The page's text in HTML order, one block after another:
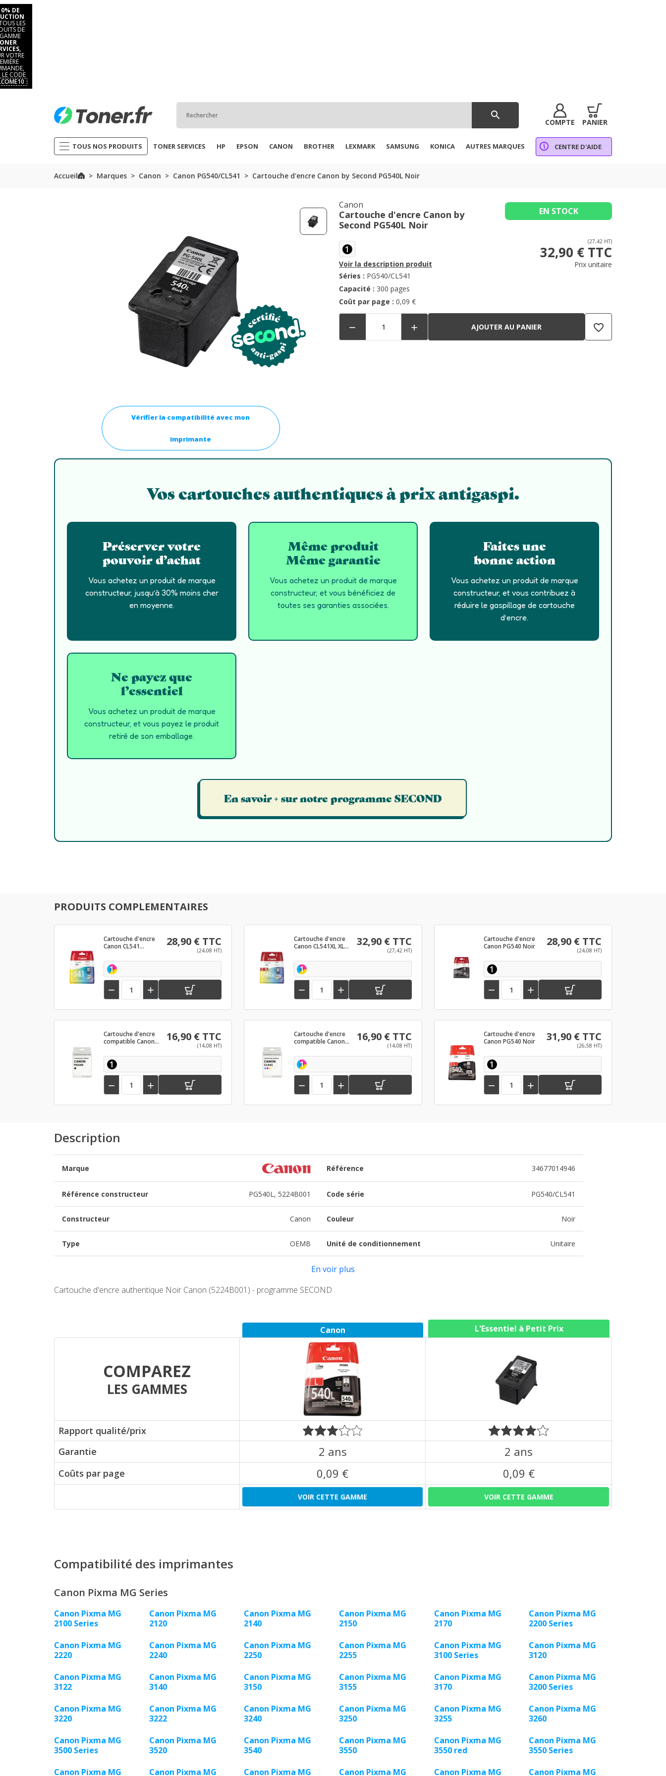
DE
LES
DE
VOTRE
LE CODE
search
COMPTE PANIER
TOUS NOS PRODUITS TONER SERVICES HP EPSON CANON BROTHER LEXMARK SAMSUNG KONICA AUTRES MARQUES CENTRE D'AIDE
Accueil Marques Canon Canon PG540/CL541 Cartouche d'encre Canon by Second PG540L Noir
Vérifier la compatibilité avec mon
imprimante
Canon
Cartouche d'encre Canon by
Second PG540L Noir
EN STOCK
1
Voir la description produit
Séries : PG540/CL541
Capacité : 300 pages
Coût par page : 0,09 €
(27,42 HT)
32,90 € TTC
Prix unitaire
  AJOUTER AU PANIER favorite_border
Vos cartouches authentiques à prix antigaspi.
Préserver votre
pouvoir d’achat
Vous achetez un produit de marque
constructeur, jusqu’à 30% moins cher
en moyenne.
Même produit
Même garantie
Vous achetez un produit de marque
constructeur, et vous bénéficiez de
toutes ses garanties associées.
Faites une
bonne action
Vous achetez un produit de marque
constructeur, et vous contribuez à
réduire le gaspillage de cartouche
d’encre.
Ne payez que
l’essentiel
Vous achetez un produit de marque
constructeur, et vous payez le produit
retiré de son emballage.
En savoir + sur notre programme SECOND
PRODUITS COMPLEMENTAIRES
Cartouche d'encre
Canon CL541
28,90 € TTC
(24,08 HT)
1
 
Cartouche d'encre
Canon CL541XL XL
32,90 € TTC
(27,42 HT)
1
 
Cartouche d'encre
Canon PG540 Noir
28,90 € TTC
(24,08 HT)
1
 
Cartouche d'encre
compatible Canon
16,90 € TTC
(14,08 HT)
1
 
Cartouche d'encre
compatible Canon
16,90 € TTC
(14,08 HT)
1
 
Cartouche d'encre
Canon PG540 Noir
31,90 € TTC
(26,58 HT)
1
 
Description
Marque Référence 34677014946
Référence constructeur PG540L, 5224B001 Code série PG540/CL541
Constructeur Canon Couleur Noir
Type OEMB Unité de conditionnement Unitaire
En voir plus
Cartouche d'encre authentique Noir Canon (5224B001) - programme SECOND
Canon L'Essentiel à Petit Prix
COMPAREZ
LES GAMMES
Rapport qualité/prix
Garantie
2 ans 2 ans
Coûts par page 0,09 € 0,09 €
VOIR CETTE GAMME VOIR CETTE GAMME
Compatibilité des imprimantes
Canon Pixma MG Series
Canon Pixma MG
2100 Series
Canon Pixma MG
2120
Canon Pixma MG
2140
Canon Pixma MG
2150
Canon Pixma MG
2170
Canon Pixma MG
2200 Series
Canon Pixma MG
2220
Canon Pixma MG
2240
Canon Pixma MG
2250
Canon Pixma MG
2255
Canon Pixma MG
3100 Series
Canon Pixma MG
3120
Canon Pixma MG
3122
Canon Pixma MG
3140
Canon Pixma MG
3150
Canon Pixma MG
3155
Canon Pixma MG
3170
Canon Pixma MG
3200 Series
Canon Pixma MG
3220
Canon Pixma MG
3222
Canon Pixma MG
3240
Canon Pixma MG
3250
Canon Pixma MG
3255
Canon Pixma MG
3260
Canon Pixma MG
3500 Series
Canon Pixma MG
3520
Canon Pixma MG
3540
Canon Pixma MG
3550
Canon Pixma MG
3550 red
Canon Pixma MG
3550 Series
Canon Pixma MG
Canon Pixma MG Canon Pixma MG Canon Pixma MG Canon Pixma MG Canon Pixma MG